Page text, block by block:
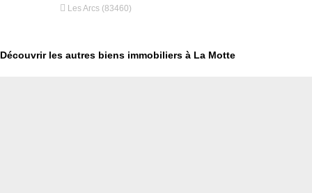
 Les Arcs (83460)
Découvrir les autres biens immobiliers à La Motte